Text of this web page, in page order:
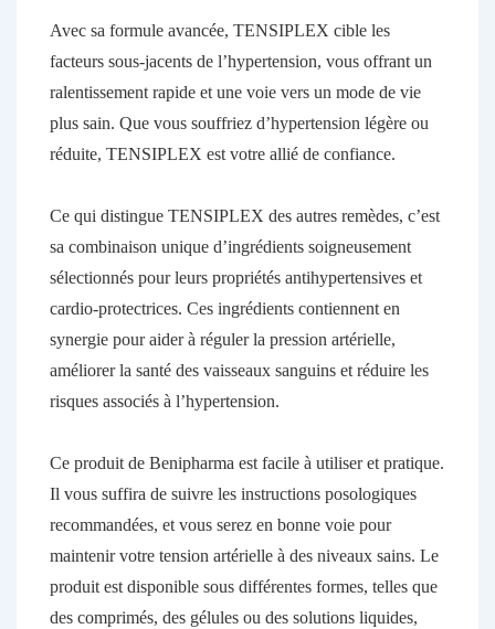
Avec sa formule avancée, TENSIPLEX cible les
facteurs sous-jacents de l’hypertension, vous offrant un
ralentissement rapide et une voie vers un mode de vie
plus sain. Que vous souffriez d’hypertension légère ou
réduite, TENSIPLEX est votre allié de confiance.
Ce qui distingue TENSIPLEX des autres remèdes, c’est
sa combinaison unique d’ingrédients soigneusement
sélectionnés pour leurs propriétés antihypertensives et
cardio-protectrices. Ces ingrédients contiennent en
synergie pour aider à réguler la pression artérielle,
améliorer la santé des vaisseaux sanguins et réduire les
risques associés à l’hypertension.
Ce produit de Benipharma est facile à utiliser et pratique.
Il vous suffira de suivre les instructions posologiques
recommandées, et vous serez en bonne voie pour
maintenir votre tension artérielle à des niveaux sains. Le
produit est disponible sous différentes formes, telles que
des comprimés, des gélules ou des solutions liquides,